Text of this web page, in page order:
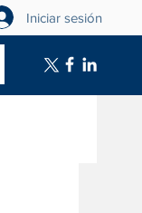
Iniciar sesión